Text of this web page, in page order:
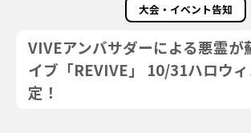
大会・イベント告知
VIVEアンバサダーによる悪霊が
イブ「REVIVE」 10/31ハロウ
定！